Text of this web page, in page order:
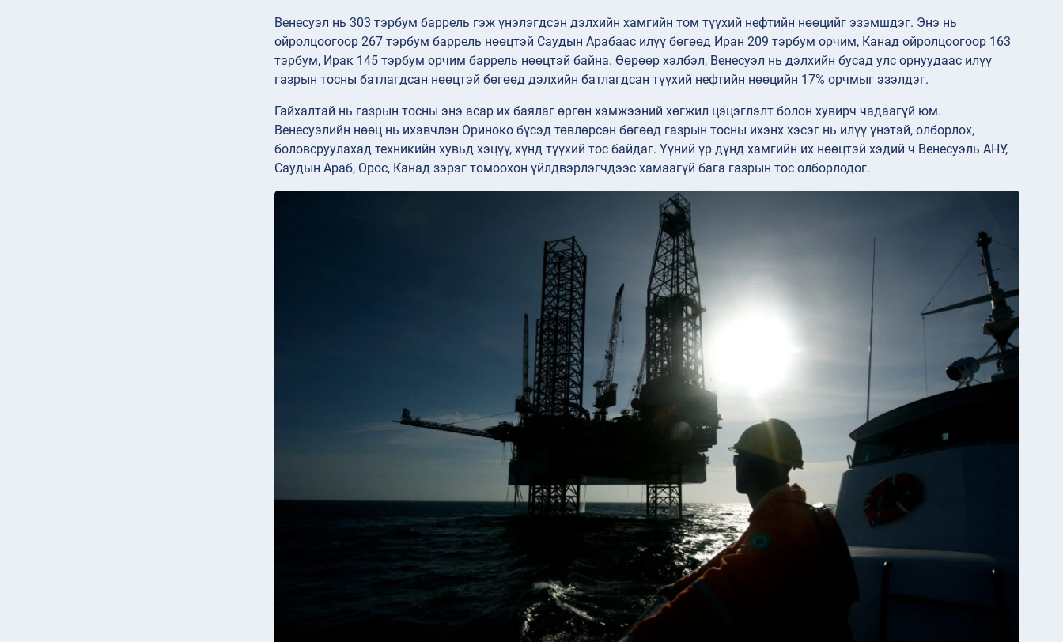
Венесуэл нь 303 тэрбум баррель гэж үнэлэгдсэн дэлхийн хамгийн том түүхий нефтийн нөөцийг эзэмшдэг. Энэ нь
ойролцоогоор 267 тэрбум баррель нөөцтэй Саудын Арабаас илүү бөгөөд Иран 209 тэрбум орчим, Канад ойролцоогоор 163
тэрбум, Ирак 145 тэрбум орчим баррель нөөцтэй байна. Өөрөөр хэлбэл, Венесуэл нь дэлхийн бусад улс орнуудаас илүү
газрын тосны батлагдсан нөөцтэй бөгөөд дэлхийн батлагдсан түүхий нефтийн нөөцийн 17% орчмыг эзэлдэг.
Гайхалтай нь газрын тосны энэ асар их баялаг өргөн хэмжээний хөгжил цэцэглэлт болон хувирч чадаагүй юм.
Венесуэлийн нөөц нь ихэвчлэн Ориноко бүсэд төвлөрсөн бөгөөд газрын тосны ихэнх хэсэг нь илүү үнэтэй, олборлох,
боловсруулахад техникийн хувьд хэцүү, хүнд түүхий тос байдаг. Үүний үр дүнд хамгийн их нөөцтэй хэдий ч Венесуэль АНУ,
Саудын Араб, Орос, Канад зэрэг томоохон үйлдвэрлэгчдээс хамаагүй бага газрын тос олборлодог.